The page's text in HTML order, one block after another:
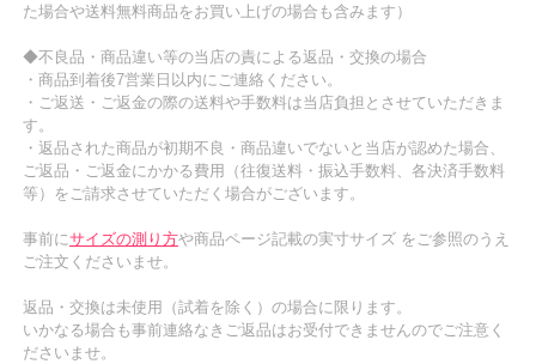
た場合や送料無料商品をお買い上げの場合も含みます）
◆不良品・商品違い等の当店の責による返品・交換の場合
・商品到着後7営業日以内にご連絡ください。
・ご返送・ご返金の際の送料や手数料は当店負担とさせていただきま
す。
・返品された商品が初期不良・商品違いでないと当店が認めた場合、
ご返品・ご返金にかかる費用（往復送料・振込手数料、各決済手数料
等）をご請求させていただく場合がございます。
事前にサイズの測り方や商品ページ記載の実寸サイズ をご参照のうえ
ご注文くださいませ。
返品・交換は未使用（試着を除く）の場合に限ります。
いかなる場合も事前連絡なきご返品はお受付できませんのでご注意く
ださいませ。